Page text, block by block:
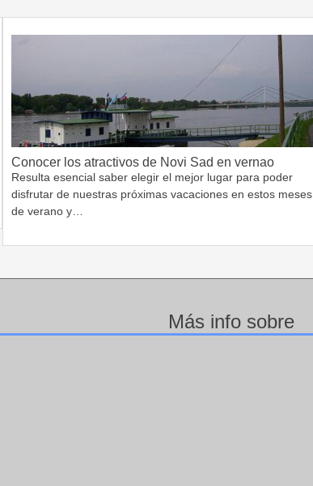
Conocer los atractivos de Novi Sad en vernao
Resulta esencial saber elegir el mejor lugar para poder
disfrutar de nuestras próximas vacaciones en estos meses
de verano y…
Más info sobre